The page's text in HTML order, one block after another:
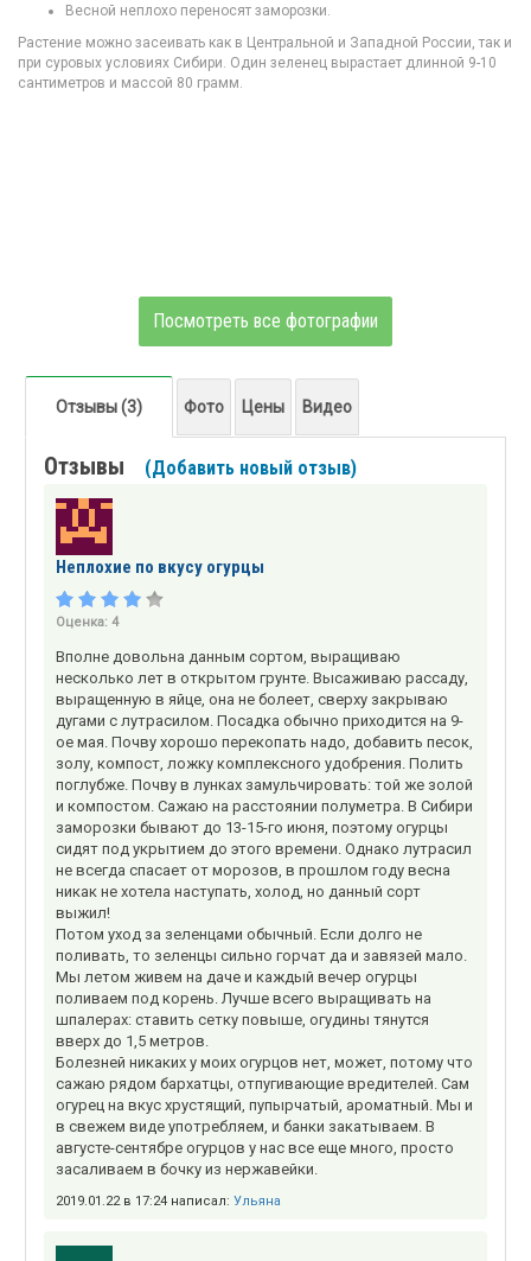
Весной неплохо переносят заморозки.
Растение можно засеивать как в Центральной и Западной России, так и
при суровых условиях Сибири. Один зеленец вырастает длинной 9-10
сантиметров и массой 80 грамм.
Посмотреть все фотографии
Отзывы (3) Фото Цены Видео
Отзывы (Добавить новый отзыв)
Неплохие по вкусу огурцы
Оценка: 4
Вполне довольна данным сортом, выращиваю
несколько лет в открытом грунте. Высаживаю рассаду,
выращенную в яйце, она не болеет, сверху закрываю
дугами с лутрасилом. Посадка обычно приходится на 9-
ое мая. Почву хорошо перекопать надо, добавить песок,
золу, компост, ложку комплексного удобрения. Полить
поглубже. Почву в лунках замульчировать: той же золой
и компостом. Сажаю на расстоянии полуметра. В Сибири
заморозки бывают до 13-15-го июня, поэтому огурцы
сидят под укрытием до этого времени. Однако лутрасил
не всегда спасает от морозов, в прошлом году весна
никак не хотела наступать, холод, но данный сорт
выжил!
Потом уход за зеленцами обычный. Если долго не
поливать, то зеленцы сильно горчат да и завязей мало.
Мы летом живем на даче и каждый вечер огурцы
поливаем под корень. Лучше всего выращивать на
шпалерах: ставить сетку повыше, огудины тянутся
вверх до 1,5 метров.
Болезней никаких у моих огурцов нет, может, потому что
сажаю рядом бархатцы, отпугивающие вредителей. Сам
огурец на вкус хрустящий, пупырчатый, ароматный. Мы и
в свежем виде употребляем, и банки закатываем. В
августе-сентябре огурцов у нас все еще много, просто
засаливаем в бочку из нержавейки.
2019.01.22 в 17:24 написал: Ульяна